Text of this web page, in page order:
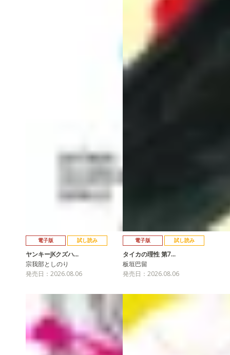
電子版 試し読み
ヤンキーJKクズハ…
宗我部としのり
発売日：2026.08.06
電子版 試し読み
タイカの理性 第7…
板垣巴留
発売日：2026.08.06